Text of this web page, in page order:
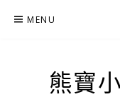
MENU
熊寶